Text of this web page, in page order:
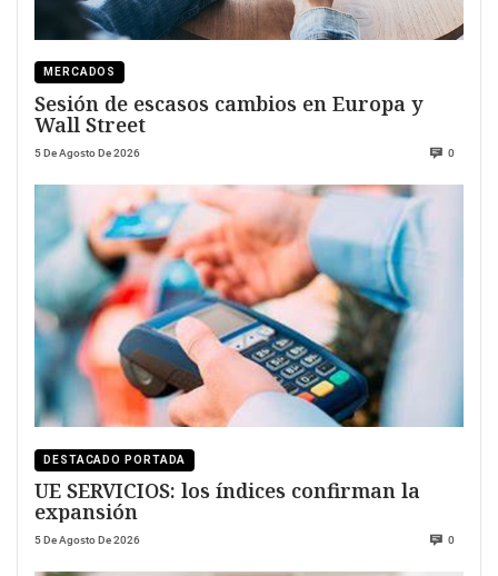
MERCADOS
Sesión de escasos cambios en Europa y
Wall Street
5 De Agosto De 2026 0
DESTACADO PORTADA
UE SERVICIOS: los índices confirman la
expansión
5 De Agosto De 2026 0